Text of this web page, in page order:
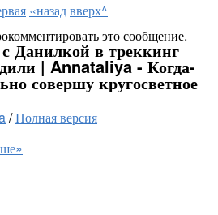
«назадвверх^
это сообщение.
Данилкой в треккинг
| Annataliya - Когда-
совершу кругосветное
/Полная версия